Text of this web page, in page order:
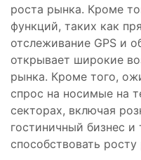
роста рынка. Кроме
функций, таких как
отслеживание GPS и
открывает широкие
рынка. Кроме того,
спрос на носимые на
секторах, включая
гостиничный бизнес и
способствовать росту